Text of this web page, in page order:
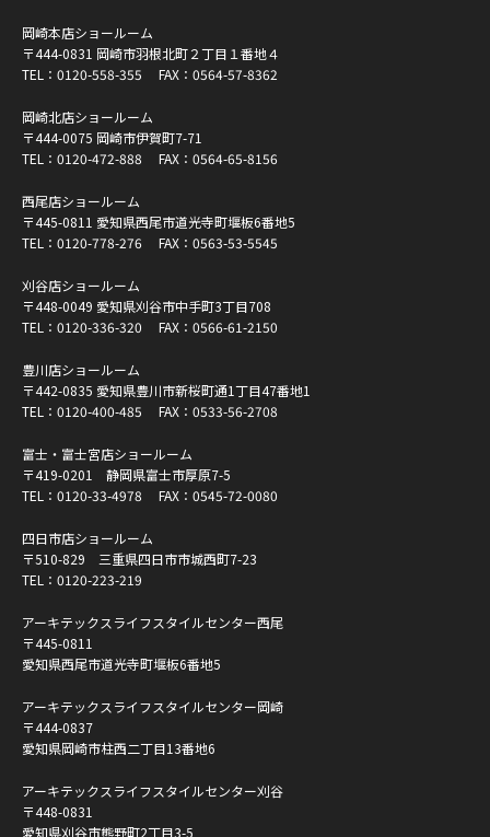
岡崎本店ショールーム
〒444-0831 岡崎市羽根北町２丁目１番地４
TEL： 0120-558-355 FAX：0564-57-8362
岡崎北店ショールーム
〒444-0075 岡崎市伊賀町7-71
TEL： 0120-472-888 FAX：0564-65-8156
西尾店ショールーム
〒445-0811 愛知県西尾市道光寺町堰板6番地5
TEL： 0120-778-276 FAX：0563-53-5545
刈谷店ショールーム
〒448-0049 愛知県刈谷市中手町3丁目708
TEL： 0120-336-320 FAX：0566-61-2150
豊川店ショールーム
〒442-0835 愛知県豊川市新桜町通1丁目47番地1
TEL： 0120-400-485 FAX：0533-56-2708
富士・富士宮店ショールーム
〒419-0201 静岡県富士市厚原7-5
TEL： 0120-33-4978 FAX：0545-72-0080
四日市店ショールーム
〒510-829 三重県四日市市城西町7-23
TEL： 0120-223-219
アーキテックスライフスタイルセンター西尾
〒445-0811
愛知県西尾市道光寺町堰板6番地5
アーキテックスライフスタイルセンター岡崎
〒444-0837
愛知県岡崎市柱西二丁目13番地6
アーキテックスライフスタイルセンター刈谷
〒448-0831
愛知県刈谷市熊野町2丁目3-5